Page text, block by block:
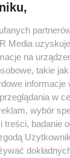
w
Media
na
takie
informacje
w
wybór
treści, badanie